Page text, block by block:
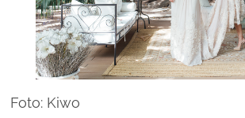
Foto: Kiwo